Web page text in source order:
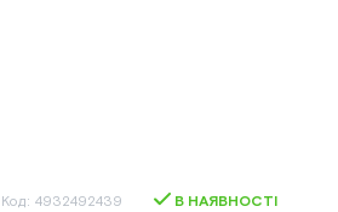
Код: 4932492439 В НАЯВНОСТІ